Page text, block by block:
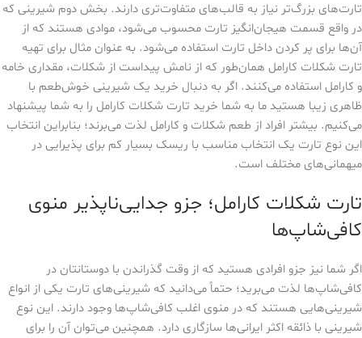
تارت‌های بزرگ‌تر نیاز به قالب‌های متفاوت‌تری دارند. بخش دوم شیرینی که
در واقع قسمت هیجان‌انگیز تارت محسوب می‌شود، موادی هستند که از
آن‌ها برای پر کردن داخل تارت استفاده می‌شود. به عنوان مثال برای تهیه
تارت شکلات کارامل همان‌طور که از نامش پیداست از شکلات، مقداری خامه
و کارامل استفاده می‌کنند. اگر به دنبال خرید یک شیرینی خوش‌طعم با
ظاهری زیبا هستید ما به شما خرید تارت شکلات کارامل را به شما پیشنهاد
می‌کنیم. بیشتر افراد از طعم شکلات و کارامل لذت می‌برند؛ بنابراین انتخاب
این نوع تارت یک انتخاب مناسب با ریسک بسیار کم برای پذیرایی در
میهمانی‌های مختلف است.
تارت شکلات کارامل؛ جزو جدایی‌ناپذیر منوی
کافی‌شاپ‌ها
اگر شما نیز جزو افرادی هستید که از وقت گذراندن با دوستانتان در
کافی‌شاپ‌ها لذت می‌برید؛ حتماً می‌دانید که شیرینی‌های تارت یکی از انواع
شیرینی‌هایی هستند که در منوی اغلب کافی‌شاپ‌ها وجود دارند. این نوع
شیرینی با ذائقه اکثر ایرانی‌ها سازگاری دارد. همچنین می‌توان آن را برای